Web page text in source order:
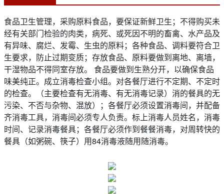
食品卫生管理，采购原料食品，要保证新鲜卫生；不得购买未
经有关部门检验的肉类，病死、或死因不明的畜禽、水产品及
有异味、腐烂、发霉、生虫的原料；各种食品、调料要符合卫
生要求，防止过期变质；存放食品、原料要做到离地、离墙，
干湿物品不得同室存放。 食品要做到生熟分开，以确保食品
味美纯正。成立消毒检查小组。对各餐厅进行不定期、不定时
的检查。（主要检查有无消毒、有无消毒记录）消的餐具的无
污染、不否与杂物、混放）；各餐厅必须设置消毒间，并配备
齐消毒工具，消毒间必须专人负责。标上消毒人员姓名，消毒
时间、记录消毒餐具；各餐厅必须作到餐餐消毒，对周转快的
餐具（如粥碗、筷子）用84消毒液随用随消毒。